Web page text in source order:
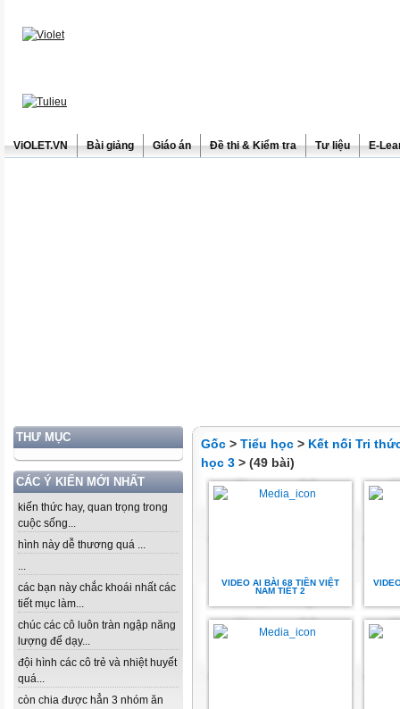
ViOLET.VN Bài giảng Giáo án Đề thi & Kiểm tra Tư liệu E-
THƯ MỤC
CÁC Ý KIẾN MỚI NHẤT
kiến thức hay, quan trọng trong
cuộc sống...
hình này dễ thương quá ...
...
các bạn này chắc khoái nhất các
tiết mục làm...
chúc các cô luôn tràn ngập năng
lượng để dạy...
đội hình các cô trẻ và nhiệt huyết
quá...
còn chia được hẳn 3 nhóm ăn
Gốc > Tiểu học > Kết nối Tri
học 3 > (49 bài)
VIDEO AI BÀI 68 TIỀN VIỆT
NAM TIẾT 2